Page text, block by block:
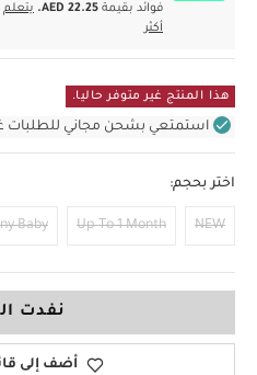
فوائد بقيمة AED 22.25.
يتعلم
أكثر
هذا المنتج غير متوفر حاليا.
استمتعي بشحن مجاني للطلبات غير
اختر بحجم:
NEW
Up To 1 Month
Baby
نفدت
أضف إلى